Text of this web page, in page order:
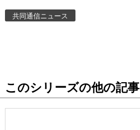
お知らせ
共同通信ニュース
このシリーズの他の記事